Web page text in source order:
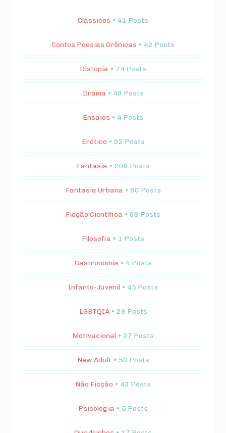
Clássicos • 41 Posts
Contos Poesias Crônicas • 42 Posts
Distopia • 74 Posts
Drama • 48 Posts
Ensaios • 4 Posts
Erótico • 92 Posts
Fantasia • 200 Posts
Fantasia Urbana • 80 Posts
Ficção Científica • 68 Posts
Filosofia • 1 Posts
Gastronomia • 4 Posts
Infanto-Juvenil • 45 Posts
LGBTQIA • 29 Posts
Motivacional • 27 Posts
New Adult • 50 Posts
Não Ficção • 43 Posts
Psicologia • 5 Posts